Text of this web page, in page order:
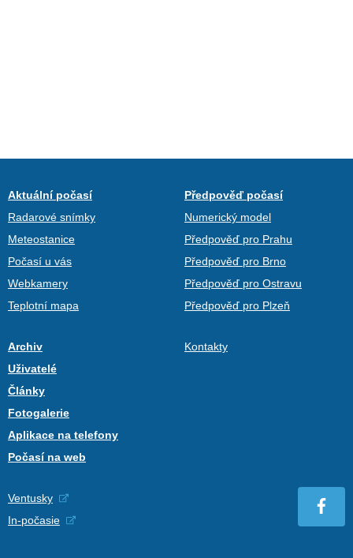
Aktuální počasí
Radarové snímky
Meteostanice
Počasí u vás
Webkamery
Teplotní mapa
Předpověď počasí
Numerický model
Předpověď pro Prahu
Předpověď pro Brno
Předpověď pro Ostravu
Předpověď pro Plzeň
Archiv
Uživatelé
Články
Fotogalerie
Aplikace na telefony
Počasí na web
Kontakty
Ventusky
In-počasie